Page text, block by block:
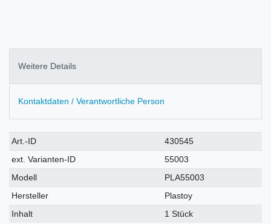
Weitere Details
Kontaktdaten / Verantwortliche Person
Technisches
Merkmal
Wert
Art.-ID
430545
ext. Varianten-ID
55003
Modell
PLA55003
Hersteller
Plastoy
Inhalt
1 Stück